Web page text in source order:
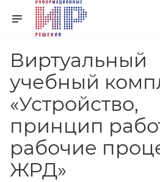
Виртуальный
учебный
«Устройство,
принцип
рабочие
ЖРД»